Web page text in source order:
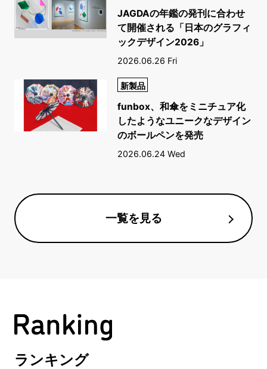
JAGDAの年鑑の発刊に合わせ
て開催される「日本のグラフィ
ックデザイン2026」
2026.06.26 Fri
新製品
funbox、和傘をミニチュア化
したようなユニークなデザイン
のボールペンを発売
2026.06.24 Wed
一覧を見る
ランキング